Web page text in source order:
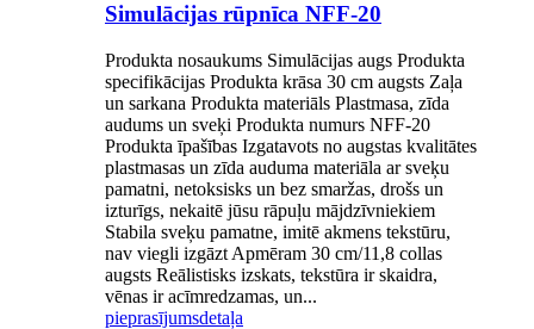
Simulācijas rūpnīca NFF-20
Produkta nosaukums Simulācijas augs Produkta
specifikācijas Produkta krāsa 30 cm augsts Zaļa
un sarkana Produkta materiāls Plastmasa, zīda
audums un sveķi Produkta numurs NFF-20
Produkta īpašības Izgatavots no augstas kvalitātes
plastmasas un zīda auduma materiāla ar sveķu
pamatni, netoksisks un bez smaržas, drošs un
izturīgs, nekaitē jūsu rāpuļu mājdzīvniekiem
Stabila sveķu pamatne, imitē akmens tekstūru,
nav viegli izgāzt Apmēram 30 cm/11,8 collas
augsts Reālistisks izskats, tekstūra ir skaidra,
vēnas ir acīmredzamas, un...
pieprasījumsdetaļa